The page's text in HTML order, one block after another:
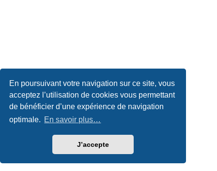
En poursuivant votre navigation sur ce site, vous
acceptez l’utilisation de cookies vous permettant
de bénéficier d’une expérience de navigation
optimale. En savoir plus…
J’accepte